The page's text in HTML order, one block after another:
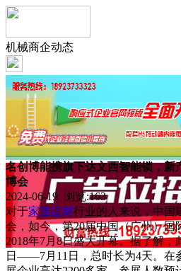
机械商企动态
名创博能携旗下达文西智能锁，新
博会
2024-06-19 浏览:163
对于家居建材行业的人来说，中国
会，如今，第20届中国（广州）国
2018年7月8日盛大开幕。据了解
日——7月11日，总时长为4天。在